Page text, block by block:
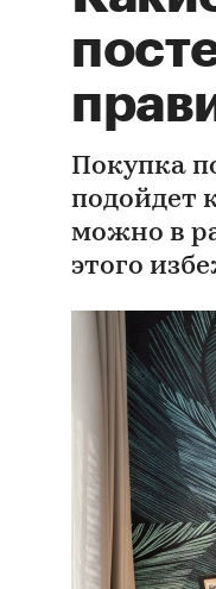
Покупка
подойдет
можно в
этого